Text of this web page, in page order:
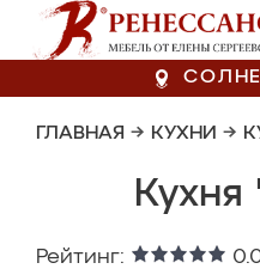
ГЛАВНАЯ → КУХНИ →
Рейтинг: